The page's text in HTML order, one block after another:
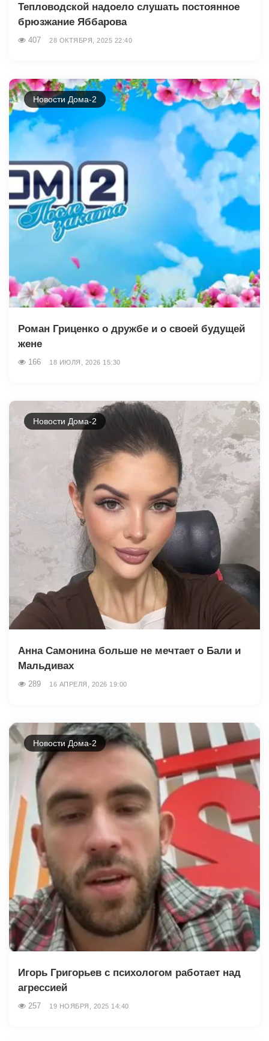
Тепловодской надоело слушать постоянное
брюзжание Яббарова
407 28 ОКТЯБРЯ, 2025 22:40
Новости Дома-2
Роман Гриценко о дружбе и о своей будущей
жене
166 18 ИЮЛЯ, 2026 15:30
Новости Дома-2
Анна Самонина больше не мечтает о Бали и
Мальдивах
289 16 АПРЕЛЯ, 2026 19:00
Новости Дома-2
Игорь Григорьев с психологом работает над
агрессией
257 19 НОЯБРЯ, 2025 14:40